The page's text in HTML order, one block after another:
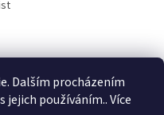
Dalším procházením
používáním.. Více